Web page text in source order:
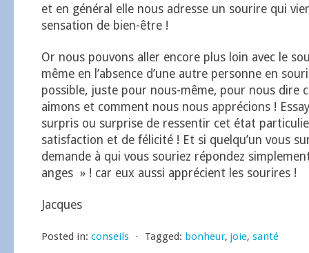
et en général elle nous adresse un sourire qui
sensation de bien-être !
Or nous pouvons aller encore plus loin avec le
même en l’absence d’une autre personne en
possible, juste pour nous-même, pour nous dire
aimons et comment nous nous apprécions !
surpris ou surprise de ressentir cet état
satisfaction et de félicité ! Et si quelqu’un vous
demande à qui vous souriez répondez
anges » ! car eux aussi apprécient les sourires !
Jacques
Posted in: conseils ⋅ Tagged: bonheur, joie, santé